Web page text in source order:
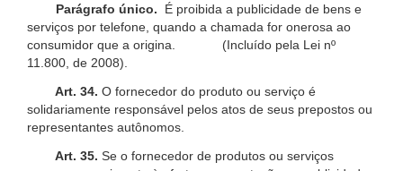
Parágrafo único.
É proibida a publicidade de bens e
serviços por telefone, quando a chamada for onerosa ao
consumidor que a origina. (Incluído pela Lei nº
11.800, de 2008).
Art. 34. O fornecedor do produto ou serviço é
solidariamente responsável pelos atos de seus prepostos ou
representantes autônomos.
Art. 35. Se o fornecedor de produtos ou serviços